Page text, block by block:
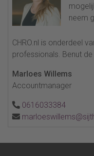
neem
CHRO.nl is onderdeel
professionals. Benut
Marloes Willems
Accountmanager
0616033384